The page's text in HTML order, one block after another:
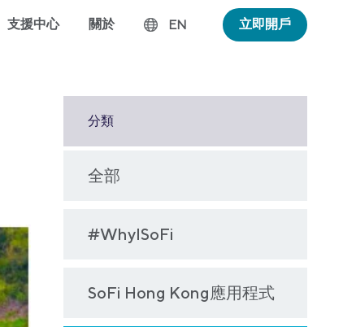
支援中心 關於 EN 立即開戶
分類
全部
#WhyISoFi
SoFi Hong Kong應用程式